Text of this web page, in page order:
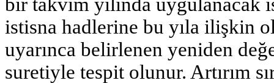
bir takvim yılında uygulanacak
istisna hadlerine bu yıla ilişkin
uyarınca belirlenen yeniden
suretiyle tespit olunur. Artırım